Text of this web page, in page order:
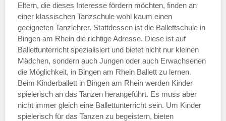
Freitag
—
ÖFFNUNGSZEITEN HINZUFÜGEN
Samstag
Eltern, die dieses Interesse fördern möchten, finden an
einer klassischen Tanzschule wohl kaum einen
geeigneten Tanzlehrer. Stattdessen ist die Ballettschule in
Bingen am Rhein die richtige Adresse. Diese ist auf
Ballettunterricht spezialisiert und bietet nicht nur kleinen
Mädchen, sondern auch Jungen oder auch Erwachsenen
die Möglichkeit, in Bingen am Rhein Ballett zu lernen.
Beim Kinderballett in Bingen am Rhein werden Kinder
spielerisch an das Tanzen herangeführt. Es muss aber
nicht immer gleich eine Ballettunterricht sein. Um Kinder
spielerisch für das Tanzen zu begeistern, bieten